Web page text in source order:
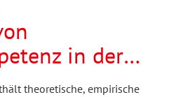
in der
theoretische, empirische